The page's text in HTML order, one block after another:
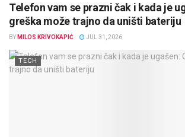
Telefon vam se prazni čak i kada je
greška može trajno da uništi bateriju
BY MILOS KRIVOKAPIĆ JUL 31, 2026
TECH